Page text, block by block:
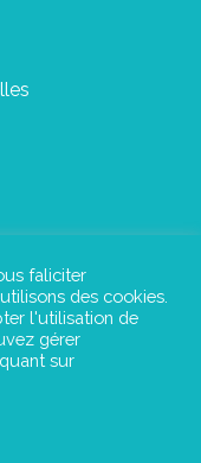
faliciter
des cookies.
l'utilisation de
gérer
sur